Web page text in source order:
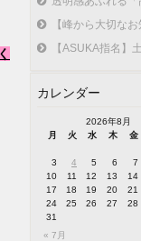
【峰から大切な
【ASUKA指名】
カレンダー
2026年8月
月
火 水 木 金
« 7月
3
4 5 6 7
10
11 12 13 14
17
18 19 20 21
24
25 26 27 28
31